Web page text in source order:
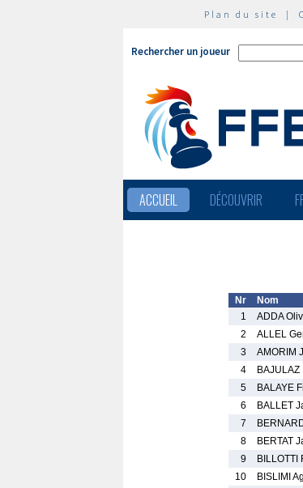
Plan du site |
Rechercher un joueur
ACCUEIL DÉCOUVRIR
Nr Nom
1
ADDA
2
ALLEL
3
AMORIM
4
BAJULAZ
5
BALAYE
6
BALLET
7
8
BERTAT
9
BILLOTTI
10
BISLIMI